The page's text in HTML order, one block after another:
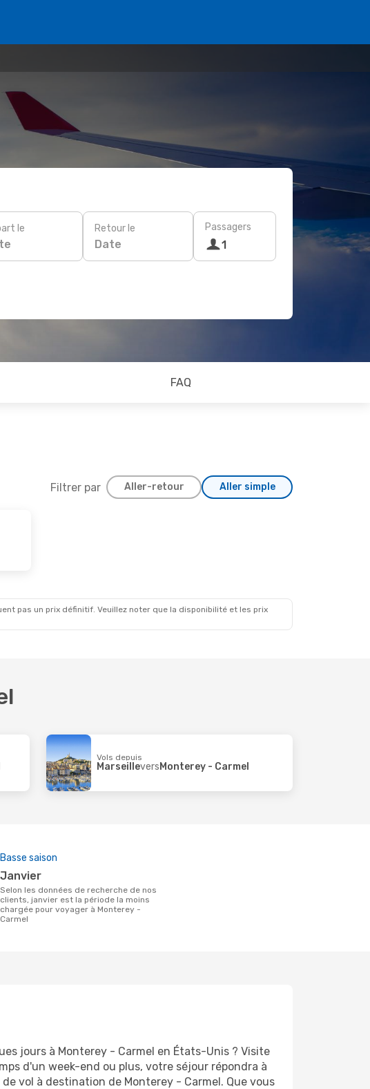
le Retour le
Date
Passagers
1
FAQ
Filtrer par Aller-retour Aller simple
pas un prix définitif. Veuillez noter que la disponibilité et les prix
Vols depuis
MarseilleversMonterey - Carmel
Basse saison
janvier
Selon les données de recherche de nos
clients, janvier est la période la moins
chargée pour voyager à Monterey -
Carmel
jours à Monterey - Carmel en États-Unis ? Visite
d'un week-end ou plus, votre séjour répondra à
vol à destination de Monterey - Carmel. Que vous